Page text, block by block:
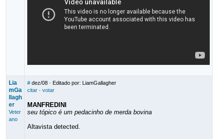
Lia
mGa
llagh
er
Veter
ano
# dez/08· Editado por: LiamGallagher
citar· votar
MANFREDINI
seu tópico é um pedacinho de merda bovina
Altavista detected.